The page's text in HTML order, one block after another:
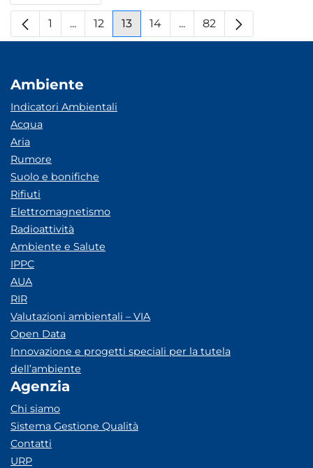
Pagina
1 ...Pagine intermedie
Pagina
12 Pagina
13 Pagina
14 ...Pagine intermedie
Pagina
82
Ambiente
Indicatori Ambientali
Acqua
Aria
Rumore
Suolo e bonifiche
Rifiuti
Elettromagnetismo
Radioattività
Ambiente e Salute
IPPC
AUA
RIR
Valutazioni ambientali – VIA
Open Data
Innovazione e progetti speciali per la tutela
dell’ambiente
Agenzia
Chi siamo
Sistema Gestione Qualità
Contatti
URP